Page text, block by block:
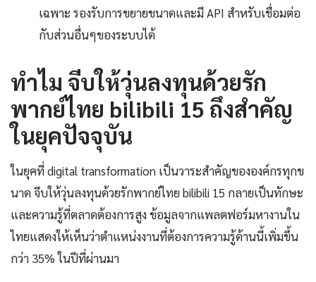
เฉพาะ รองรับการขยายขนาดและมี API สำหรับเชื่อมต่อ
กับส่วนอื่นๆของระบบได้
ทำไม จีบให้วุ่นลงทุนด้วยรัก
พากย์ไทย bilibili 15 ถึงสำคัญ
ในยุคปัจจุบัน
ในยุคที่ digital transformation เป็นวาระสำคัญขององค์กรทุกข
นาด จีบให้วุ่นลงทุนด้วยรักพากย์ไทย bilibili 15 กลายเป็นทักษะ
และความรู้ที่ตลาดต้องการสูง ข้อมูลจากแพลตฟอร์มหางานใน
ไทยแสดงให้เห็นว่าตำแหน่งงานที่ต้องการความรู้ด้านนี้เพิ่มขึ้น
กว่า 35% ในปีที่ผ่านมา